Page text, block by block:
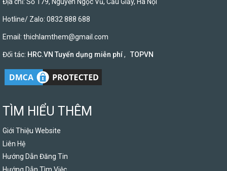
Hotline/ Zalo: 0832 888 688
Email: thichlamthem@gmail.com
Đối tác: HRC.VN Tuyển dụng miễn phí, TOPVN
TÌM HIỂU THÊM
Giới Thiệu Website
Liên Hệ
Hướng Dẫn Đăng Tin
Hướng Dẫn Tìm Việc